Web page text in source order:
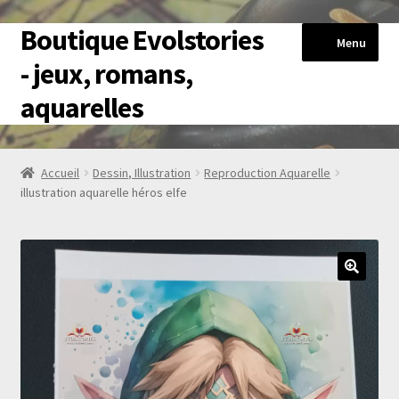
Aller
à
la
navigation
Aller
au
contenu
Boutique Evolstories
- jeux, romans,
aquarelles
Menu
Accueil
HérosExplore
Livres-jeux
Reproductions Aquarelles
Accueil Dessin, Illustration
Reproduction Aquarelle
illustration aquarelle héros elfe